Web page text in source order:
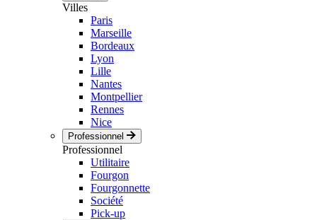
Villes
Paris
Marseille
Bordeaux
Lyon
Lille
Nantes
Montpellier
Rennes
Nice
Professionnel
Professionnel
Utilitaire
Fourgon
Fourgonnette
Société
Pick-up